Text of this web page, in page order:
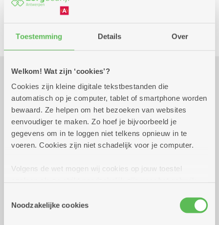
Toestemming Details Over
Welkom! Wat zijn ‘cookies’?
Cookies zijn kleine digitale tekstbestanden die
automatisch op je computer, tablet of smartphone worden
bewaard. Ze helpen om het bezoeken van websites
eenvoudiger te maken. Zo hoef je bijvoorbeeld je
gegevens om in te loggen niet telkens opnieuw in te
voeren. Cookies zijn niet schadelijk voor je computer.
Volgens de wet mogen wij cookies op jouw toestel
cookies hebben we jouw toestemming nodig. Sommige
cookies worden geplaatst door derde partijen die een
Noodzakelijke cookies
Spel
Praktisch
dinsdag 6 oktober 2026 14.00 uur tot 16.00 uur
4 euro
2610 Wilrijk